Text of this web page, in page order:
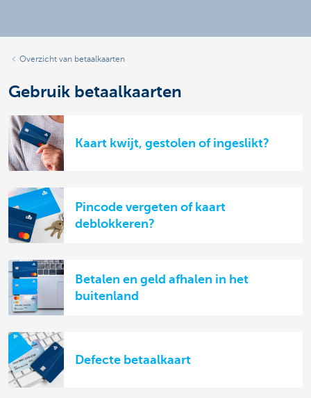
Overzicht van betaalkaarten
Gebruik betaalkaarten
Kaart kwijt, gestolen of ingeslikt?
Pincode vergeten of kaart
deblokkeren?
Betalen en geld afhalen in het
buitenland
Defecte betaalkaart